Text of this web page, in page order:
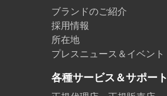
ブランドのご紹介
採用情報
所在地
プレスニュース＆イベント
各種サービス＆サポート